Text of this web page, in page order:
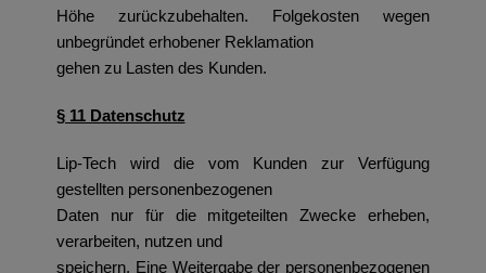
Höhe zurückzubehalten. Folgekosten wegen
unbegründet erhobener Reklamation
gehen zu Lasten des Kunden.
§ 11 Datenschutz
Lip-Tech wird die vom Kunden zur Verfügung
gestellten personenbezogenen
Daten nur für die mitgeteilten Zwecke erheben,
verarbeiten, nutzen und
speichern. Eine Weitergabe der personenbezogenen